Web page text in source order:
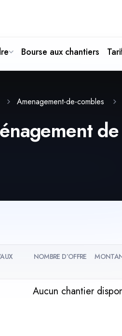
Bourse aux chantiers
Amenagement-de-combles
NOMBRE D’OFFRE
Aucun chantier